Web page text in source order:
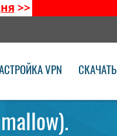
>>
VPN СКАЧАТЬ